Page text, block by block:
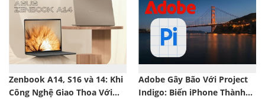
Zenbook A14, S16 và 14: Khi
Công Nghệ Giao Thoa Với
Adobe Gây Bão Với Project
Indigo: Biến iPhone Thành